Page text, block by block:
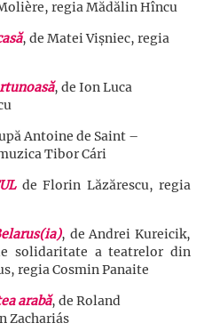
regia Mădălin Hîncu
, de Matei Vișniec, regia
, de Ion Luca
Antoine de Saint –
Tibor Cári
de Florin Lăzărescu, regia
, de Andrei Kureicik,
solidaritate a teatrelor din
regia Cosmin Panaite
arabă, de Roland
Zachariás